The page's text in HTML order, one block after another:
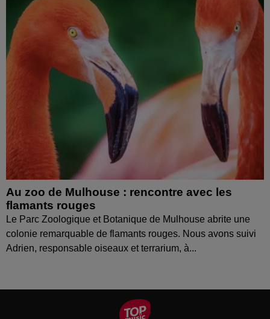
Au zoo de Mulhouse : rencontre avec les
flamants rouges
Le Parc Zoologique et Botanique de Mulhouse abrite une
colonie remarquable de flamants rouges. Nous avons suivi
Adrien, responsable oiseaux et terrarium, à...